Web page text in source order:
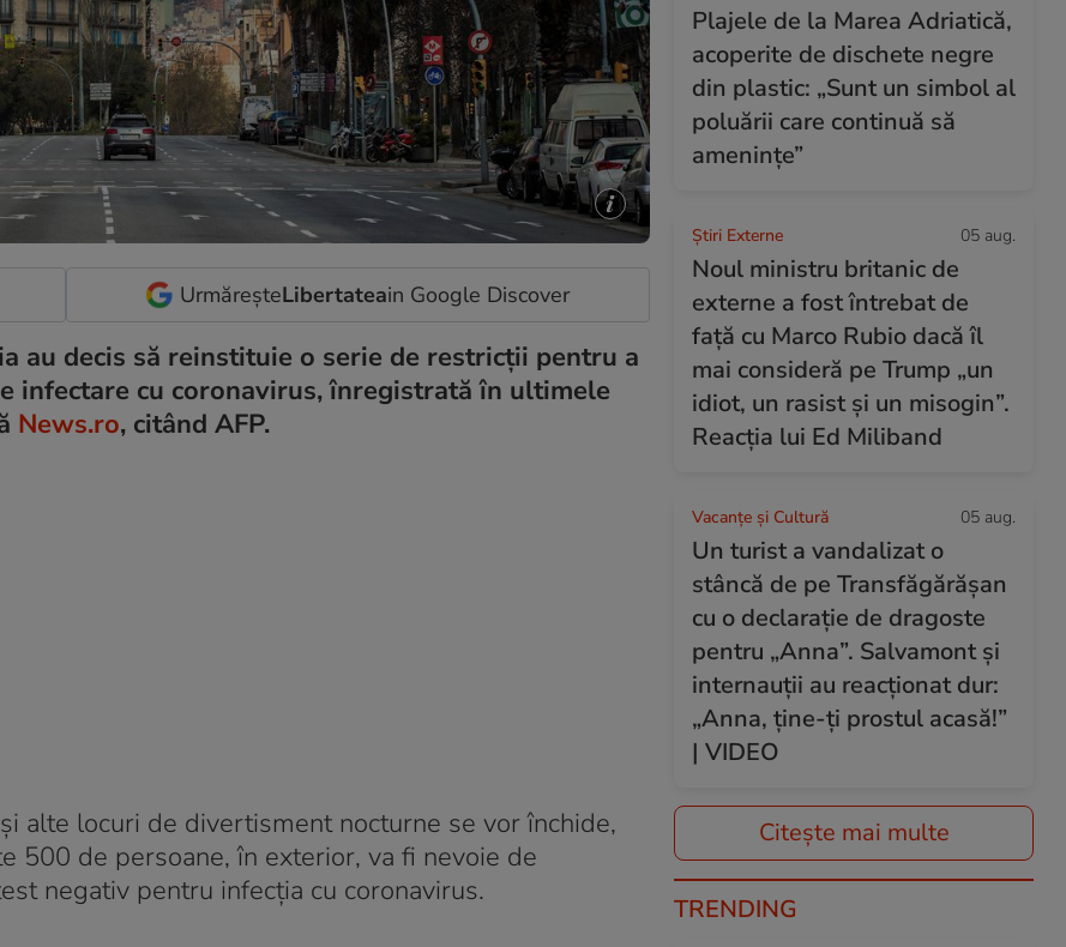
UrmăreșteLibertateain Google Discover
au decis să reinstituie o serie de restricții pentru a
infectare cu coronavirus, înregistrată în ultimele
News.ro, citând AFP.
alte locuri de divertisment nocturne se vor închide,
500 de persoane, în exterior, va fi nevoie de
negativ pentru infecția cu coronavirus.
Plajele de la Marea Adriatică,
acoperite de dischete negre
din plastic: „Sunt un simbol al
poluării care continuă să
amenințe”
Știri Externe 05 aug.
Noul ministru britanic de
externe a fost întrebat de
față cu Marco Rubio dacă îl
mai consideră pe Trump „un
idiot, un rasist și un misogin”.
Reacția lui Ed Miliband
Vacanțe și Cultură 05 aug.
Un turist a vandalizat o
stâncă de pe Transfăgărășan
cu o declarație de dragoste
pentru „Anna”. Salvamont și
internauții au reacționat dur:
„Anna, ține-ți prostul acasă!”
| VIDEO
Citește mai multe
TRENDING